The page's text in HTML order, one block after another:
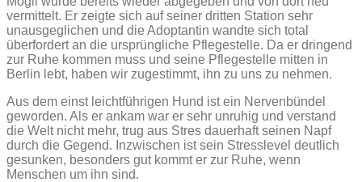
vermittelt. Er zeigte sich auf seiner dritten Station sehr
unausgeglichen und die Adoptantin wandte sich total
überfordert an die ursprüngliche Pflegestelle. Da er dringend
zur Ruhe kommen muss und seine Pflegestelle mitten in
Berlin lebt, haben wir zugestimmt, ihn zu uns zu nehmen.
Aus dem einst leichtführigen Hund ist ein Nervenbündel
geworden. Als er ankam war er sehr unruhig und verstand
die Welt nicht mehr, trug aus Stres dauerhaft seinen Napf
durch die Gegend. Inzwischen ist sein Stresslevel deutlich
gesunken, besonders gut kommt er zur Ruhe, wenn
Menschen um ihn sind.